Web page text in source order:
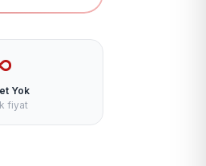
Yok
fiyat